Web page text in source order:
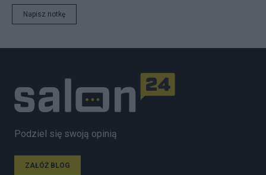
Napisz notkę
Podziel się swoją opinią
ZAŁÓŻ BLOG